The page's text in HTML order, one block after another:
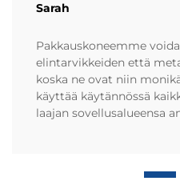
Sarah
Pakkauskoneemme
elintarvikkeiden että
koska ne ovat niin
käyttää käytännössä
laajan sovellusalueensa